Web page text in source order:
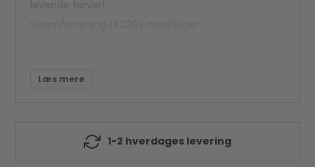
levende farver!
Lav fragt til